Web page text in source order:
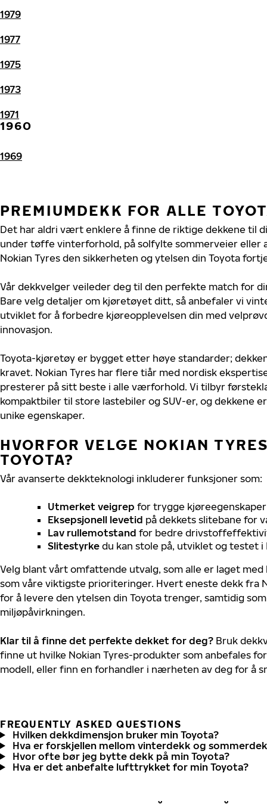
1979
1977
1975
1973
1971
1960
1969
PREMIUMDEKK FOR ALLE
Det har aldri vært enklere å finne de riktige dekkene til
under tøffe vinterforhold, på solfylte sommerveier eller
Nokian Tyres den sikkerheten og ytelsen din Toyota
Vår dekkvelger veileder deg til den perfekte match for
Bare velg detaljer om kjøretøyet ditt, så anbefaler vi
utviklet for å forbedre kjøreopplevelsen din med
innovasjon.
Toyota-kjøretøy er bygget etter høye standarder;
kravet. Nokian Tyres har flere tiår med nordisk
presterer på sitt beste i alle værforhold. Vi tilbyr
kompaktbiler til store lastebiler og SUV-er, og dekkene
unike egenskaper.
HVORFOR VELGE NOKIAN
TOYOTA?
Vår avanserte dekkteknologi inkluderer funksjoner som:
Utmerket veigrep for trygge
Eksepsjonell levetid på dekkets slitebane for
Lav rullemotstand for bedre
Slitestyrke du kan stole på, utviklet og testet i
Velg blant vårt omfattende utvalg, som alle er laget
som våre viktigste prioriteringer. Hvert eneste dekk fra
for å levere den ytelsen din Toyota trenger, samtidig
miljøpåvirkningen.
Klar til å finne det perfekte dekket for deg? Bruk
finne ut hvilke Nokian Tyres-produkter som anbefales
modell, eller finn en forhandler i nærheten av deg for å
FREQUENTLY ASKED QUESTIONS
Hvilken dekkdimensjon bruker min Toyota?
Hva er forskjellen mellom vinterdekk og
Hvor ofte bør jeg bytte dekk på min Toyota?
Hva er det anbefalte lufttrykket for min Toyota?